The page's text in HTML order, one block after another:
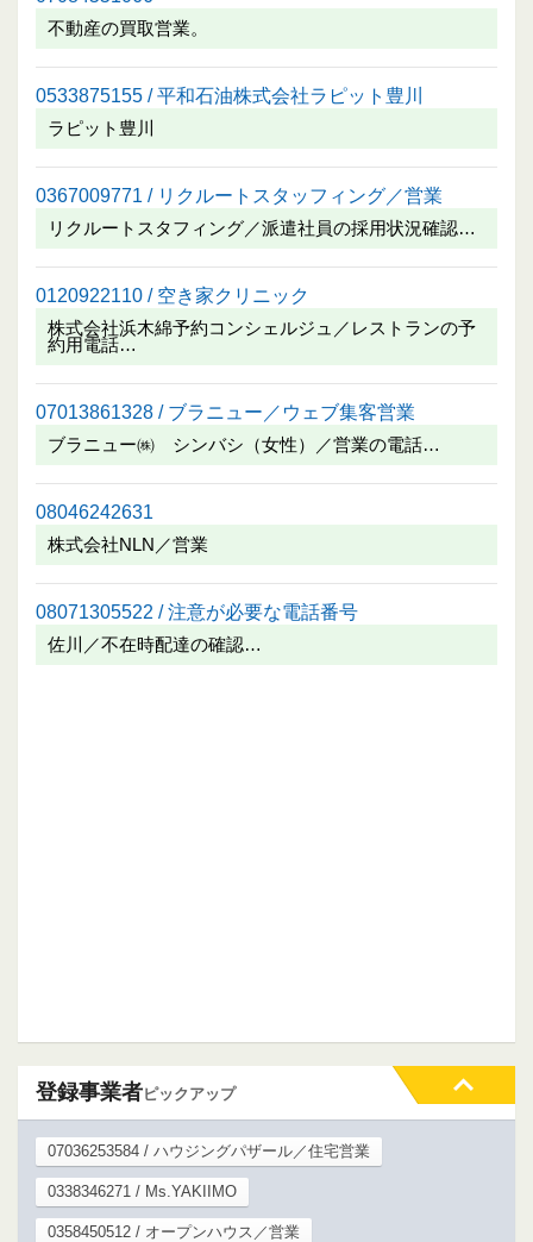
不動産の買取営業。
0533875155 / 平和石油株式会社ラピット豊川
ラピット豊川
0367009771 / リクルートスタッフィング／営業
リクルートスタフィング／派遣社員の採用状況確認…
0120922110 / 空き家クリニック
株式会社浜木綿予約コンシェルジュ／レストランの予
約用電話…
07013861328 / ブラニュー／ウェブ集客営業
ブラニュー㈱ シンバシ（女性）／営業の電話…
08046242631
株式会社NLN／営業
08071305522 / 注意が必要な電話番号
佐川／不在時配達の確認…
登録事業者ピックアップ
07036253584 / ハウジングパザール／住宅営業
0338346271 / Ms.YAKIIMO
0358450512 / オープンハウス／営業